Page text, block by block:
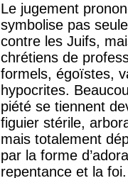
Le jugement
symbolise pas
contre les Juifs,
chrétiens de
formels, égoïstes,
hypocrites.
piété se tiennent
figuier stérile,
mais totalement
par la forme
repentance et la